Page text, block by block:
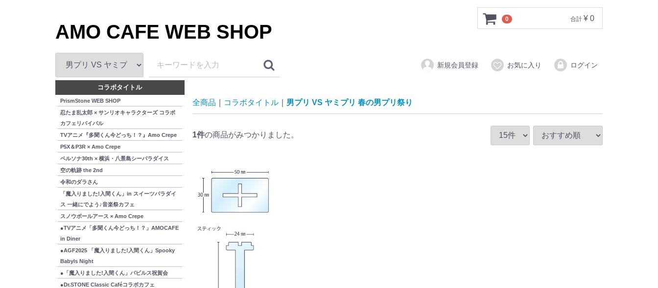
AMO CAFE WEB SHOP
0 合計 ¥ 0
新規会員登録 お気に入り ログイン
コラボタイトル
PrismStone WEB SHOP
忍たま乱太郎 × サンリオキャラクターズ コラボ
カフェリバイバル
TVアニメ『多聞くん今どっち！？』Amo Crepe
P5X＆P3R × Amo Crepe
ペルソナ30th × 横浜・八景島シーパラダイス
空の軌跡 the 2nd
令和のダラさん
「魔入りました!入間くん」in スイーツパラダイ
ス 一緒にでよう♪音楽祭カフェ
スノウボールアース × Amo Crepe
●TVアニメ「多聞くん今どっち！？」AMOCAFE
in Diner
●AGF2025 「魔入りました!入間くん」Spooky
Babyls Night
●「魔入りました!入間くん」バビルス祝賀会
●Dr.STONE Classic Caféコラボカフェ
全商品 コラボタイトル 男プリ VS ヤミプリ 春の男プリ祭り
1件の商品がみつかりました。